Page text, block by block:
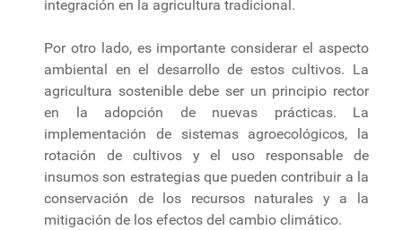
integración en la agricultura tradicional.
Por otro lado, es importante considerar el aspecto
ambiental en el desarrollo de estos cultivos. La
agricultura sostenible debe ser un principio rector
en la adopción de nuevas prácticas. La
implementación de sistemas agroecológicos, la
rotación de cultivos y el uso responsable de
insumos son estrategias que pueden contribuir a la
conservación de los recursos naturales y a la
mitigación de los efectos del cambio climático.